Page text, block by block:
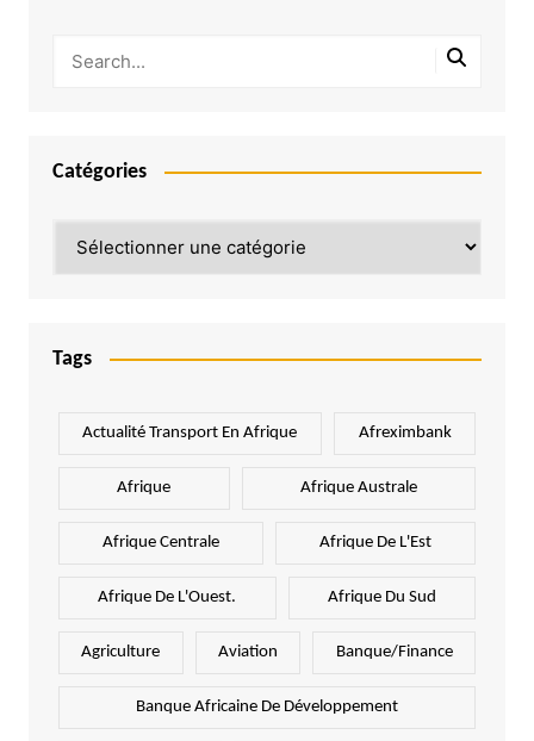
Catégories
Tags
Actualité Transport En Afrique Afreximbank
Afrique Afrique Australe
Afrique Centrale Afrique De L'Est
Afrique De L'Ouest. Afrique Du Sud
Agriculture Aviation Banque/Finance
Banque Africaine De Développement